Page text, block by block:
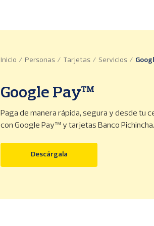
Inicio Personas Tarjetas Servicios
Google Pay™
Paga de manera rápida, segura y desde tu
con Google Pay™ y tarjetas Banco Pichincha.
Descárgala(se abre en una ventana